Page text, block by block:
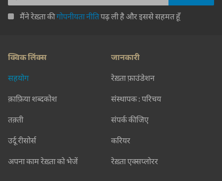
मरने के बा'द ख़ूब पज़ीराई की गई
शमशाद शाद
फ़ज़ा-ए-दहर को हम साज़गार कर लेंगे
हद-ए-इमकान ख़लाओं से परे माँगता है